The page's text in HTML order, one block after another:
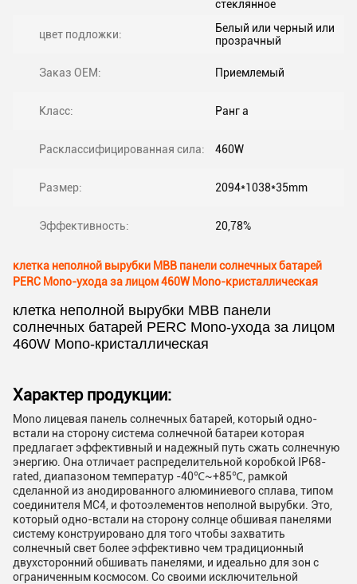
стеклянное
цвет подложки:
Белый или черный или
прозрачный
Заказ OEM: Приемлемый
Класс: Ранг a
Расклассифицированная сила: 460W
Размер: 2094*1038*35mm
Эффективность: 20,78%
клетка неполной вырубки MBB панели солнечных батарей
PERC Mono-ухода за лицом 460W Mono-кристаллическая
клетка неполной вырубки MBB панели
солнечных батарей PERC Mono-ухода за лицом
460W Mono-кристаллическая
Характер продукции:
Mono лицевая панель солнечных батарей, который одно-
встали на сторону система солнечной батареи которая
предлагает эффективный и надежный путь сжать солнечную
энергию. Она отличает распределительной коробкой IP68-
rated, диапазоном температур -40℃~+85℃, рамкой
сделанной из анодированного алюминиевого сплава, типом
соединителя MC4, и фотоэлементов неполной вырубки. Это,
который одно-встали на сторону солнце обшивая панелями
систему конструировано для того чтобы захватить
солнечный свет более эффективно чем традиционный
двухсторонний обшивать панелями, и идеально для зон с
ограниченным космосом. Со своими исключительной